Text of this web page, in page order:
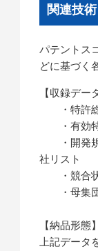
関連技術
パテントス
どに基づく
【収録デー
・特許総
・有効特
・開発規
社リスト
・競合状
・母集団
【納品形態】
上記データ